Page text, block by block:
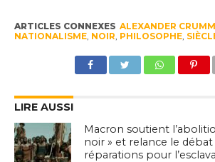
ARTICLES CONNEXES ALEXANDER
NATIONALISME, NOIR PHILOSOPHE,
LIRE AUSSI
Macron soutient
noir » et relance le débat
réparations pour